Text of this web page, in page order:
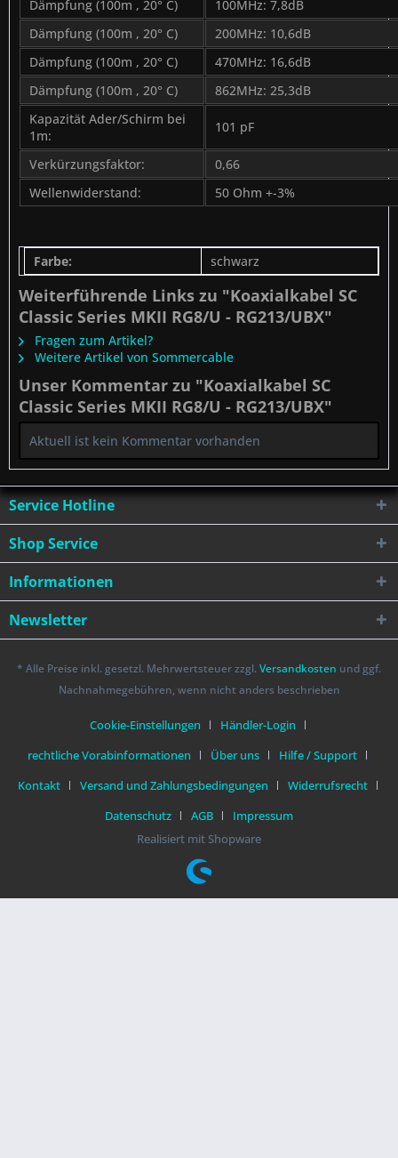
Dämpfung (100m , 20° C)
100MHz: 7,8dB
Dämpfung (100m , 20° C)
200MHz: 10,6dB
Dämpfung (100m , 20° C)
470MHz: 16,6dB
Dämpfung (100m , 20° C)
862MHz: 25,3dB
Kapazität Ader/Schirm bei
1m:
101 pF
Verkürzungsfaktor:
0,66
Wellenwiderstand:
50 Ohm +-3%
Farbe: schwarz
Weiterführende Links zu "Koaxialkabel SC
Classic Series MKII RG8/U - RG213/UBX"
Fragen zum Artikel?
Weitere Artikel von Sommercable
Unser Kommentar zu "Koaxialkabel SC
Classic Series MKII RG8/U - RG213/UBX"
Aktuell ist kein Kommentar vorhanden
Service Hotline
Shop Service
Informationen
Newsletter
* Alle Preise inkl. gesetzl. Mehrwertsteuer zzgl. Versandkosten und ggf.
Nachnahmegebühren, wenn nicht anders beschrieben
Cookie-Einstellungen
Händler-Login
rechtliche Vorabinformationen
Über uns
Hilfe / Support
Kontakt
Versand und Zahlungsbedingungen
Widerrufsrecht
Datenschutz
AGB
Impressum
Realisiert mit Shopware